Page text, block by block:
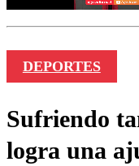
DEPORTES
Sufriendo
logra una